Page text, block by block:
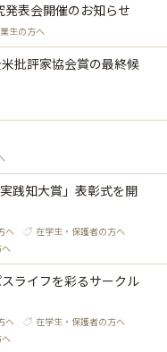
表会開催のお知らせ
生の方へ
批評家協会賞の最終候
践知大賞」表彰式を開
へ
在学生・保護者の方へ
ライフを彩るサークル
へ
在学生・保護者の方へ